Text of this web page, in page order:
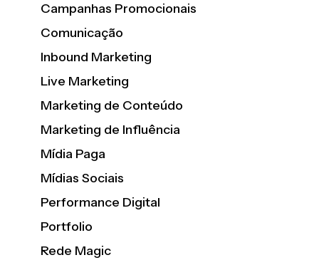
Campanhas Promocionais
Comunicação
Inbound Marketing
Live Marketing
Marketing de Conteúdo
Marketing de Influência
Mídia Paga
Mídias Sociais
Performance Digital
Portfolio
Rede Magic